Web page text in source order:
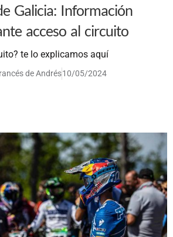
Galicia: Información
acceso al circuito
te lo explicamos aquí
de Andrés10/05/2024